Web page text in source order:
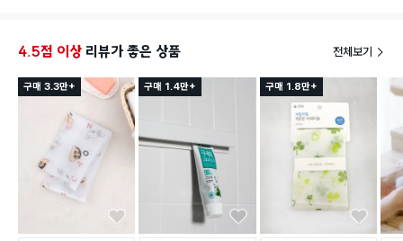
적으로 사용할 수 있다는 점이 가장 마음에 들었습니다.
나서 그냥 버리고 와도 부담 없는 가격이라 정말 만족스
러워요. 가성비까지 완벽한 제품이라 다음 여행에도 꼭
챙겨갈 거예요! 최고입니다!
4.5점 이상 리뷰가 좋은 상품 전체보기
구매 3.3만+ 구매 1.4만+ 구매 1.8만+